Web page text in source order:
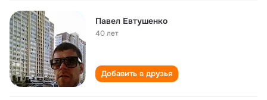
Павел Евтушенко
40 лет
Добавить в друзья